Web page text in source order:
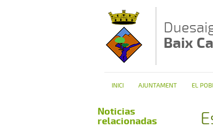
Baix
INICI AJUNTAMENT EL
Noticias
relacionadas